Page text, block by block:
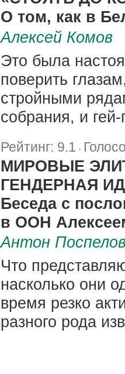
О том, как в
Алексей Комов
Это была
поверить
стройными
собрания, и
Рейтинг: 9.1 |
МИРОВЫЕ
ГЕНДЕРНАЯ
Беседа с
в ООН
Антон
Что
насколько они
время резко
разного рода